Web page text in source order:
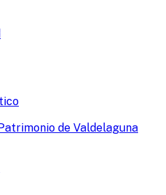
de Valdelaguna